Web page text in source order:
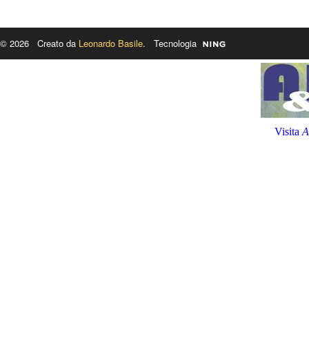
© 2026 Creato da Leonardo Basile. Tecnologia
Visita